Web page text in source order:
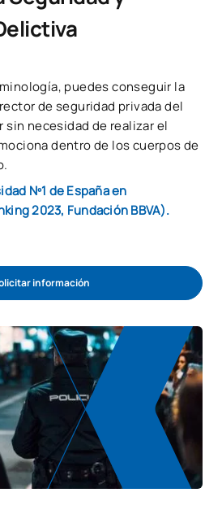
puedes conseguir la
de seguridad privada del
necesidad de realizar el
dentro de los cuerpos de
Nº1 de España en
2023, Fundación BBVA).
información